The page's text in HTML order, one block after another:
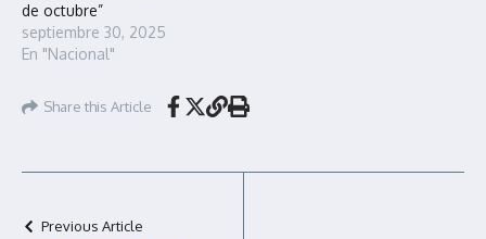
de octubre”
septiembre 30, 2025
En "Nacional"
Share this Article
Previous Article